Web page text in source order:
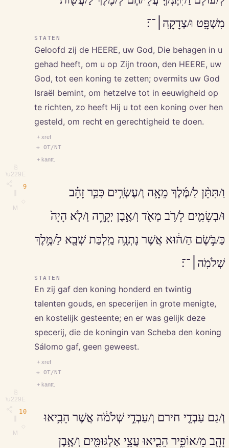
⎘
\u229E
M
מִשְׁפָּ֥ט וּ/צְדָקָֽה׀־־׃
STATEN
Geloofd zij de HEERE, uw God, Die behagen in u
gehad heeft, om u op Zijn troon, den HEERE, uw
God, tot een koning te zetten; overmits uw God
Israël bemint, om hetzelve tot in eeuwigheid op
te richten, zo heeft Hij u tot een koning over hen
gesteld, om recht en gerechtigheid te doen.
+ xref
↔ OT/NT
+ kantt.
9
⎘
\u229E
M
וַ/תִּתֵּ֨ן לַ/מֶּ֜לֶךְ מֵאָ֥ה וְ/עֶשְׂרִ֣ים כִּכַּ֣ר זָהָ֗ב
וּ/בְשָׂמִ֛ים לָ/רֹ֥ב מְאֹ֖ד וְ/אֶ֣בֶן יְקָרָ֑ה וְ/לֹ֤א הָיָה֙
כַּ/בֹּ֣שֶׂם הַ/ה֔וּא אֲשֶׁר נָתְנָ֥ה מַֽלְכַּת שְׁבָ֖א לַ/מֶּ֥לֶךְ
שְׁלֹמֹֽה׀־־׃
STATEN
En zij gaf den koning honderd en twintig
talenten gouds, en specerijen in grote menigte,
en kostelijk gesteente; en er was gelijk deze
specerij, die de koningin van Scheba den koning
Sálomo gaf, geen geweest.
+ xref
↔ OT/NT
+ kantt.
10
וְ/גַם עַבְדֵ֤י חירם וְ/עַבְדֵ֣י שְׁלֹמֹ֔ה אֲשֶׁר הֵבִ֥יאוּ
זָהָ֖ב מֵ/אוֹפִ֑יר הֵבִ֛יאוּ עֲצֵ֥י אַלְגּוּמִּ֖ים וְ/אֶ֥בֶן